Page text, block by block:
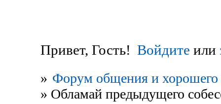
Привет, Гость! Войдите или
» Форум общения и хорошего
» Обламай предыдущего